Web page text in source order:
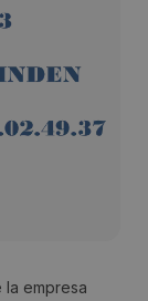
la empresa